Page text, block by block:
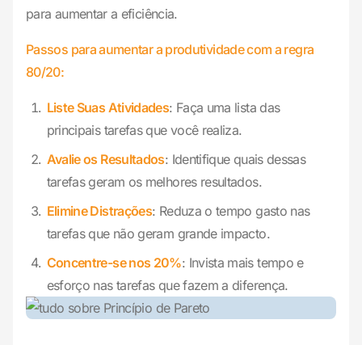
para aumentar a eficiência.
Passos para aumentar a produtividade com a regra
80/20:
Liste Suas Atividades: Faça uma lista das
principais tarefas que você realiza.
Avalie os Resultados: Identifique quais dessas
tarefas geram os melhores resultados.
Elimine Distrações: Reduza o tempo gasto nas
tarefas que não geram grande impacto.
Concentre-se nos 20%: Invista mais tempo e
esforço nas tarefas que fazem a diferença.